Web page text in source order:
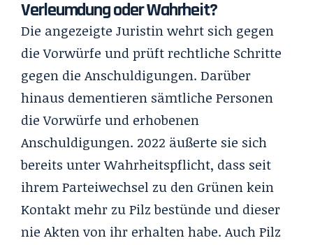
Verleumdung oder Wahrheit?
Die angezeigte Juristin wehrt sich gegen
die Vorwürfe und prüft rechtliche Schritte
gegen die Anschuldigungen. Darüber
hinaus dementieren sämtliche Personen
die Vorwürfe und erhobenen
Anschuldigungen. 2022 äußerte sie sich
bereits unter Wahrheitspflicht, dass seit
ihrem Parteiwechsel zu den Grünen kein
Kontakt mehr zu Pilz bestünde und dieser
nie Akten von ihr erhalten habe. Auch Pilz